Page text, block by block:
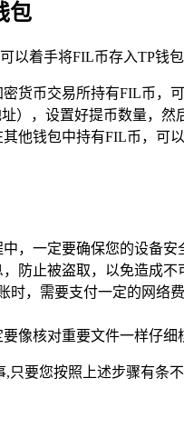
包
以着手将FIL币存入TP钱
密货币交易所持有FIL币，
），设置好提币数量，
其他钱包中持有FIL币，可
中，一定要确保您的设备
防止被盗取，以免造成不
时，需要支付一定的网络
要像核对重要文件一样仔
只要您按照上述步骤有条